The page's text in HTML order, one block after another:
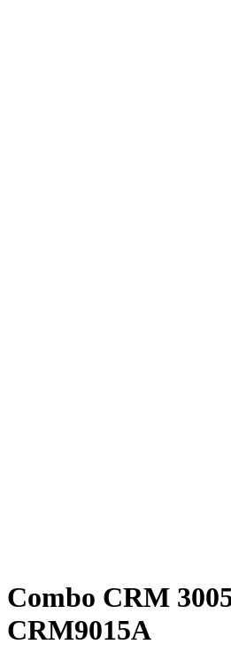
Combo CRM
CRM9015A